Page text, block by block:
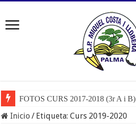
FOTOS CURS 2017-2018 (3r A i B)
Inicio / Etiqueta:Curs 2019-2020